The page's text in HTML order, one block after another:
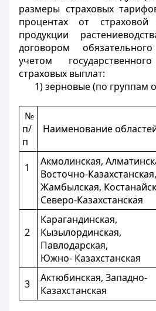
размеры страховых
процентах от
продукции
договором
учетом
страховых выплат:
1) зерновые (по группам
№
п/
п
Наименование
1
Акмолинская,
Восточно-Казахстанская,
Жамбылская,
Северо-Казахстанская
2
Карагандинская,
Кызылординская,
Павлодарская,
Южно- Казахстанская
3
Актюбинская, Западно-
Казахстанская